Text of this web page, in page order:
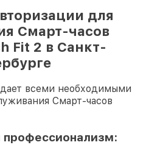
для
Смарт-часов
Fit 2 в Санкт-
всеми необходимыми
Смарт-часов